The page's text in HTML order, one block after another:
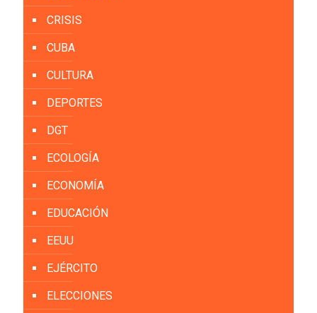
CRISIS
CUBA
CULTURA
DEPORTES
DGT
ECOLOGÍA
ECONOMÍA
EDUCACIÓN
EEUU
EJÉRCITO
ELECCIONES